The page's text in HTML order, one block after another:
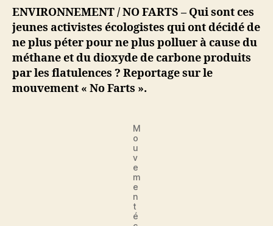
l’environnement,
ils
ont
décidé
de
ne
ENVIRONNEMENT / NO FARTS – Qui sont ces
jeunes activistes écologistes qui ont décidé de
ne plus péter pour ne plus polluer à cause du
méthane et du dioxyde de carbone produits
par les flatulences ? Reportage sur le
mouvement « No Farts ».
M
o
u
v
e
m
e
n
t
é